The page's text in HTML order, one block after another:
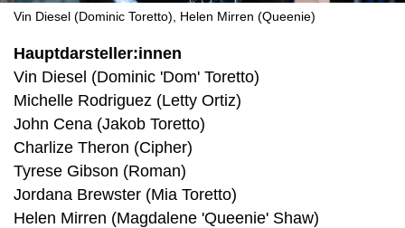
Vin Diesel (Dominic Toretto), Helen Mirren (Queenie)
Hauptdarsteller:innen
Vin Diesel (Dominic 'Dom' Toretto)
Michelle Rodriguez (Letty Ortiz)
John Cena (Jakob Toretto)
Charlize Theron (Cipher)
Tyrese Gibson (Roman)
Jordana Brewster (Mia Toretto)
Helen Mirren (Magdalene 'Queenie' Shaw)